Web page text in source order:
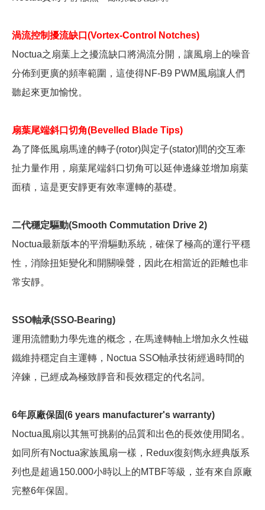
渦流控制擾流缺口(Vortex-Control Notches)
Noctua之扇葉上之擾流缺口將渦流分開，讓風扇上的噪音
分佈到更廣的頻率範圍，這使得NF-B9 PWM風扇讓人們
聽起來更加愉悅。
扇葉尾端斜口切角(Bevelled Blade Tips)
為了降低風扇馬達的轉子(rotor)與定子(stator)間的交互牽
扯力量作用，扇葉尾端斜口切角可以延伸邊緣並增加扇葉
面積，這是更安靜更有效率運轉的基礎。
二代穩定驅動(Smooth Commutation Drive 2)
Noctua最新版本的平滑驅動系統，確保了極高的運行平穩
性，消除扭矩變化和開關噪聲，因此在相當近的距離也非
常安靜。
SSO軸承(SSO-Bearing)
運用流體動力學先進的概念，在馬達轉軸上增加永久性磁
鐵維持穩定自主運轉，Noctua SSO軸承技術經過時間的
淬鍊，已經成為極致靜音和長效穩定的代名詞。
6年原廠保固(6 years manufacturer's warranty)
Noctua風扇以其無可挑剔的品質和出色的長效使用聞名。
如同所有Noctua家族風扇一樣，Redux復刻雋永經典版系
列也是超過150.000小時以上的MTBF等級，並有來自原廠
完整6年保固。